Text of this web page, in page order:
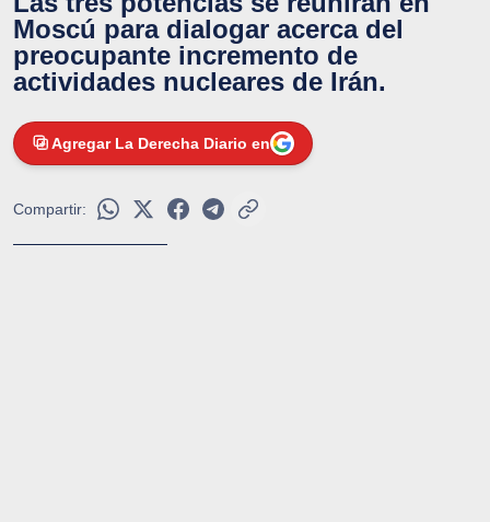
Moscú para dialogar acerca del
preocupante incremento de
actividades nucleares de Irán.
Agregar La Derecha Diario en
Compartir: